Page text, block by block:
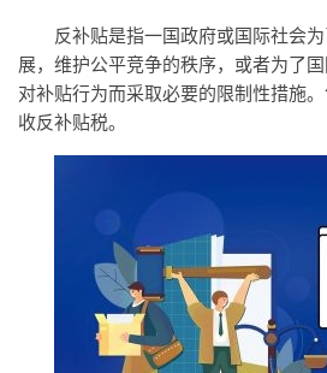
反补贴是指一国政府或国际社会
展，维护公平竞争的秩序，或者为了
对补贴行为而采取必要的限制性措施
收反补贴税。